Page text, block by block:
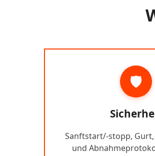
🛡️
Sanftstart/-stopp,
und